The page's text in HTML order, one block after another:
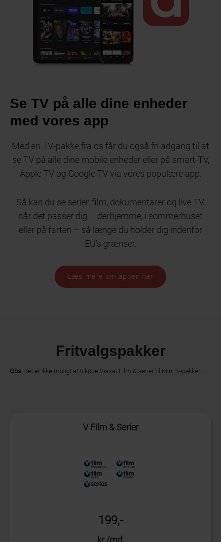
Se TV på alle dine enheder
med vores app
Med en TV-pakke fra os får du også fri adgang til at
se TV på alle dine mobile enheder eller på smart-TV,
Apple TV og Google TV via vores populære app.
Så kan du se serier, film, dokumentarer og live TV,
når det passer dig – derhjemme, i sommerhuset
eller på farten – så længe du holder dig indenfor
EU’s grænser.
Læs mere om appen her
Fritvalgspakker
Obs. det er ikke muligt at tilkøbe Viasat Film & serier til Mini tv-pakken.
V Film & Serier
199,-
kr./md.